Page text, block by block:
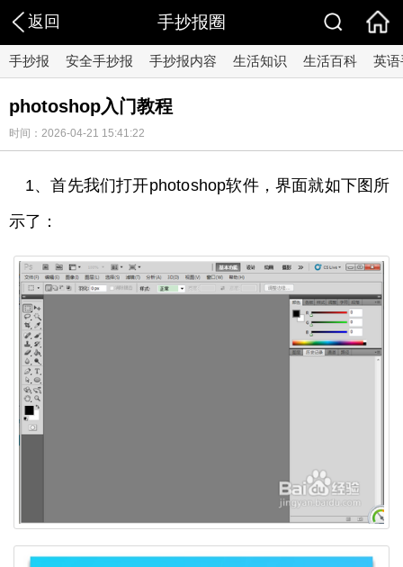
返回 手抄报圈
手抄报 安全手抄报 手抄报内容 生活知识 生活百科 英
photoshop入门教程
时间：2026-04-21 15:41:22
1、首先我们打开photoshop软件，界面就如下图所
示了：